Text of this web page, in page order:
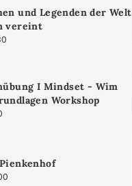
und Legenden der Welt
vereint
I Mindset - Wim
Workshop